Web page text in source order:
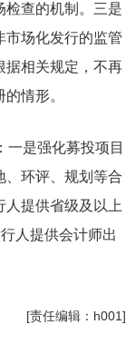
检查的机制。三是
市场化发行的监管
据相关规定，不再
情形。
一是强化募投项目
、环评、规划等合
提供省级及以上
人提供会计师出
[责任编辑：h001]